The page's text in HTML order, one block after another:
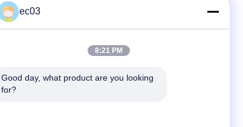
ec03
8:21 PM
Good day, what product are you looking
for?